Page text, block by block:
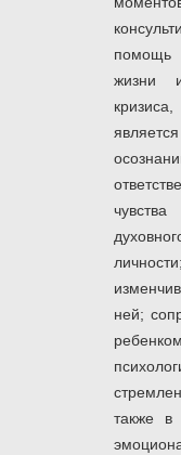
помощь
жизни
ней;
также в